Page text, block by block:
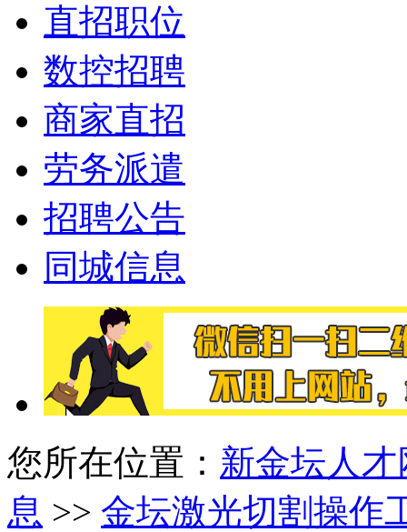
直招职位
数控招聘
商家直招
劳务派遣
招聘公告
同城信息
您所在位置： 新金坛人才
息 >> 金坛激光切割操作